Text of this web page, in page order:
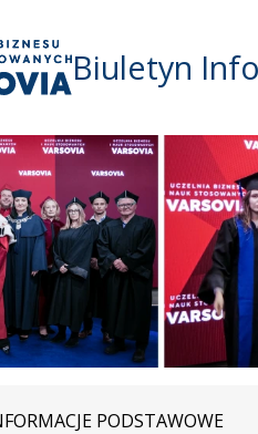
Biuletyn
PODSTAWOWE